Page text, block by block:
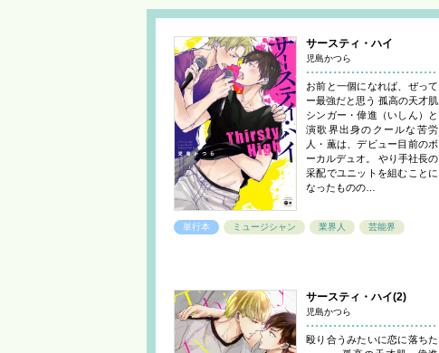
サースティ・ハイ
児島かつら
お前と一個になれば、ぜって
ー最強だと思う 孤高の天才肌
シンガー・偉進（いしん）と
演歌界出身のクールな苦労
人・薫は、デビュー目前のボ
ーカルデュオ。 やり手社長の
采配でユニットを組むことに
なったものの…
単行本 ミュージシャン 業界人 芸能界
サースティ・ハイ(2)
児島かつら
殴り合うみたいに恋に落ちた